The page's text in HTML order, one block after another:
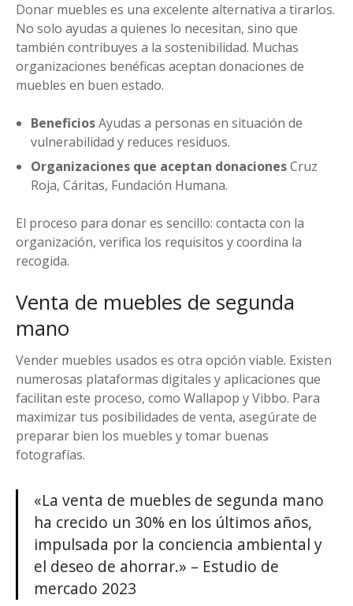
Donar muebles es una excelente alternativa a tirarlos.
No solo ayudas a quienes lo necesitan, sino que
también contribuyes a la sostenibilidad. Muchas
organizaciones benéficas aceptan donaciones de
muebles en buen estado.
BeneficiosAyudas a personas en situación de
vulnerabilidad y reduces residuos.
Organizaciones que aceptan donacionesCruz
Roja, Cáritas, Fundación Humana.
El proceso para donar es sencillo: contacta con la
organización, verifica los requisitos y coordina la
recogida.
Venta de muebles de segunda
mano
Vender muebles usados es otra opción viable. Existen
numerosas plataformas digitales y aplicaciones que
facilitan este proceso, como Wallapop y Vibbo. Para
maximizar tus posibilidades de venta, asegúrate de
preparar bien los muebles y tomar buenas
fotografías.
«La venta de muebles de segunda mano
ha crecido un 30% en los últimos años,
impulsada por la conciencia ambiental y
el deseo de ahorrar.» – Estudio de
mercado 2023